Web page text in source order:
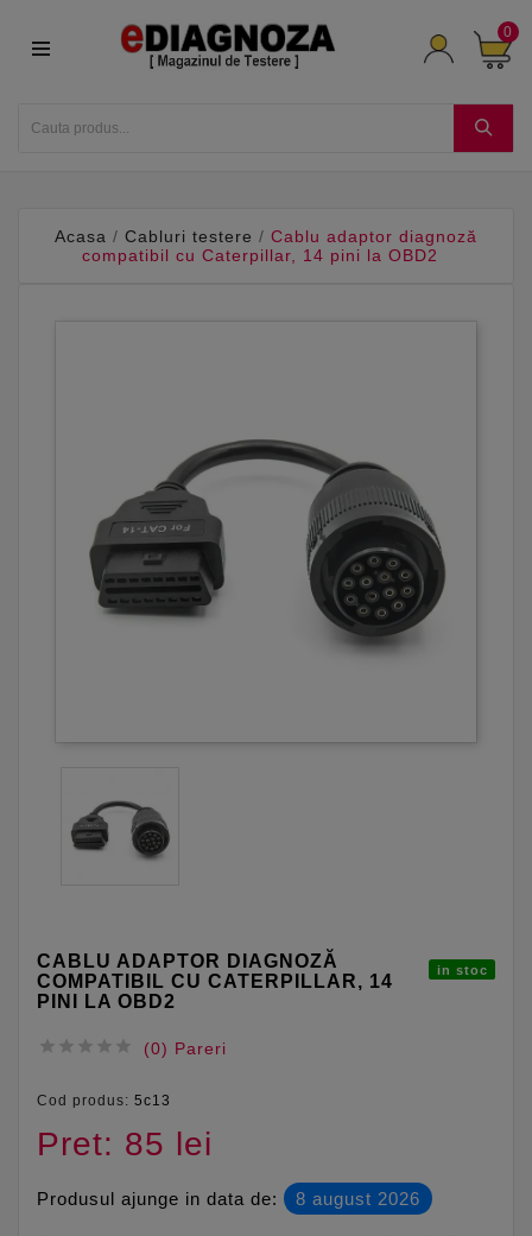
0
Acasa Cabluri testere
Cablu adaptor diagnoză
compatibil cu Caterpillar, 14 pini la OBD2
CABLU ADAPTOR DIAGNOZĂ
COMPATIBIL CU CATERPILLAR, 14
PINI LA OBD2
in stoc
     (0) Pareri
Cod produs: 5c13
Pret: 85 lei
Produsul ajunge in data de: 8 august 2026